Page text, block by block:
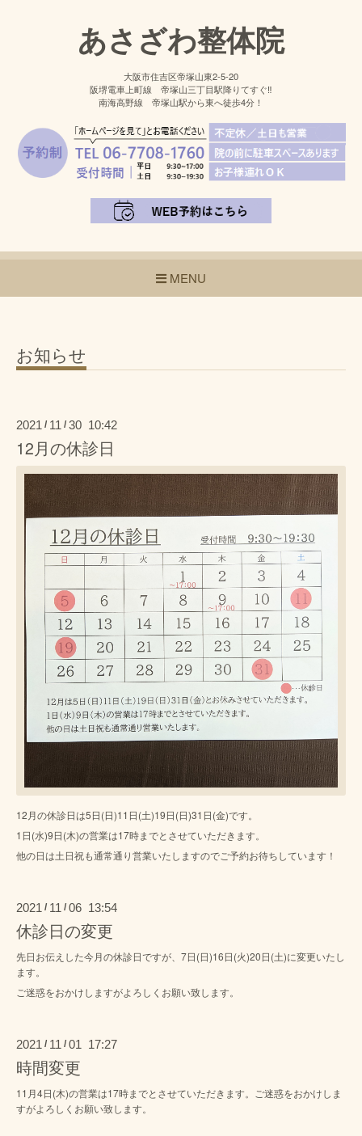
あさざわ整体院
大阪市住吉区帝塚山東2-5-20
阪堺電車上町線 帝塚山三丁目駅降りてすぐ‼
南海高野線 帝塚山駅から東へ徒歩4分！
MENU
お知らせ
2021 / 11 / 30 10:42
12月の休診日
12月の休診日は5日(日)11日(土)19日(日)31日(金)です。
1日(水)9日(木)の営業は17時までとさせていただきます。
他の日は土日祝も通常通り営業いたしますのでご予約お待ちしています！
2021 / 11 / 06 13:54
休診日の変更
先日お伝えした今月の休診日ですが、7日(日)16日(火)20日(土)に変更いたし
ます。
ご迷惑をおかけしますがよろしくお願い致します。
2021 / 11 / 01 17:27
時間変更
11月4日(木)の営業は17時までとさせていただきます。ご迷惑をおかけしま
すがよろしくお願い致します。